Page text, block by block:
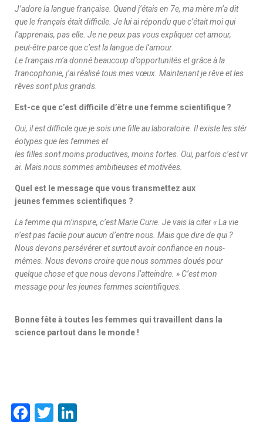
J’adore la langue française. Quand j’étais en 7e, ma mère m’a dit
que le français était difficile. Je lui ai répondu que c’était moi qui
l’apprenais, pas elle. Je ne peux pas vous expliquer cet amour,
peut-être parce que c’est la langue de l’amour.
Le français m’a donné beaucoup d’opportunités et grâce à la
francophonie, j’ai réalisé tous mes vœux. Maintenant je rêve et les
rêves sont plus grands.
Est-ce que c’est difficile d’être une femme scientifique ?
Oui, il est difficile que je sois une fille au laboratoire. Il existe les stér
éotypes que les femmes et
les filles sont moins productives, moins fortes. Oui, parfois c’est vr
ai. Mais nous sommesambitieuses et motivées.
Quel est le message que vous transmettez aux
jeunes femmes scientifiques ?
La femme qui m’inspire, c’est Marie Curie. Je vais la citer « La vie
n’est pas facile pour aucun d’entre nous. Mais que dire de qui ?
Nous devons persévérer et surtout avoir confiance en nous-
mêmes. Nous devons croire que nous sommes doués pour
quelque chose et que nous devons l’atteindre. » C’est mon
message pour les jeunes femmes scientifiques.
Bonne fête à toutes les femmes qui travaillent dans la
science partout dans le monde !
F T